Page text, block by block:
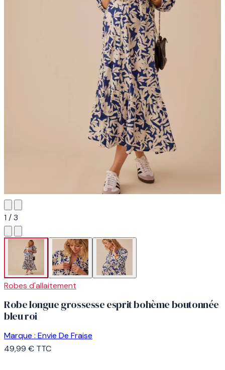
1 / 3
Robes d'allaitement
Robe longue grossesse esprit bohème boutonnée
bleu roi
Marque : Envie De Fraise
49,99 € TTC